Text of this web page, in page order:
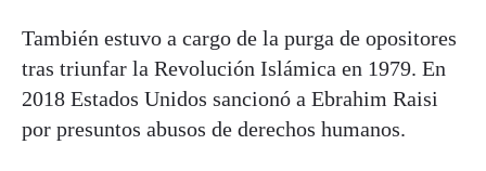
También estuvo a cargo de la purga de opositores
tras triunfar la Revolución Islámica en 1979. En
2018 Estados Unidos sancionó a Ebrahim Raisi
por presuntos abusos de derechos humanos.